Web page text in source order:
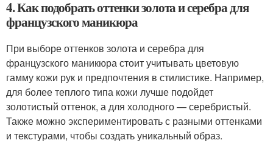
4. Как подобрать оттенки золота и серебра для
французского маникюра
При выборе оттенков золота и серебра для
французского маникюра стоит учитывать цветовую
гамму кожи рук и предпочтения в стилистике. Например,
для более теплого типа кожи лучше подойдет
золотистый оттенок, а для холодного — серебристый.
Также можно экспериментировать с разными оттенками
и текстурами, чтобы создать уникальный образ.